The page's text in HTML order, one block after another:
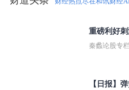
秦蠡论股专
【日报】